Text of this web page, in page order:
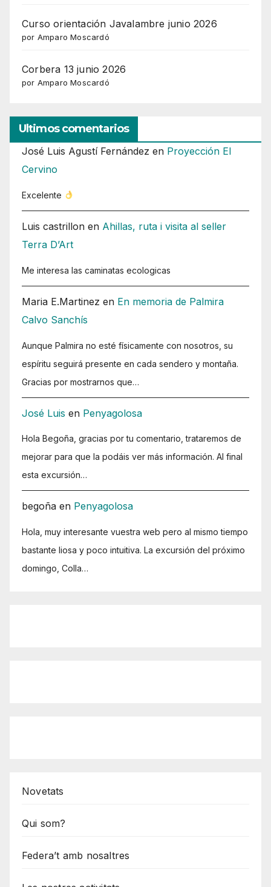
Curso orientación Javalambre junio 2026
por Amparo Moscardó
Corbera 13 junio 2026
por Amparo Moscardó
Ultimos comentarios
José Luis Agustí Fernández en Proyección El
Cervino
Excelente
Luis castrillon en Ahillas, ruta i visita al seller
Terra D’Art
Me interesa las caminatas ecologicas
Maria E.Martinez en En memoria de Palmira
Calvo Sanchís
Aunque Palmira no esté físicamente con nosotros, su
espíritu seguirá presente en cada sendero y montaña.
Gracias por mostrarnos que…
José Luis en Penyagolosa
Hola Begoña, gracias por tu comentario, trataremos de
mejorar para que la podáis ver más información. Al final
esta excursión…
begoña en Penyagolosa
Hola, muy interesante vuestra web pero al mismo tiempo
bastante liosa y poco intuitiva. La excursión del próximo
domingo, Colla…
Novetats
Qui som?
Federa’t amb nosaltres